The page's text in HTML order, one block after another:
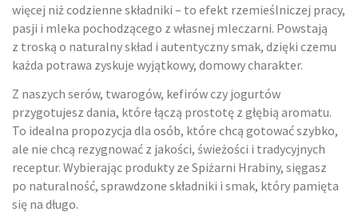
więcej niż codzienne składniki – to efekt rzemieślniczej pracy,
pasji i mleka pochodzącego z własnej mleczarni. Powstają
z troską o naturalny skład i autentyczny smak, dzięki czemu
każda potrawa zyskuje wyjątkowy, domowy charakter.
Z naszych serów, twarogów, kefirów czy jogurtów
przygotujesz dania, które łączą prostotę z głębią aromatu.
To idealna propozycja dla osób, które chcą gotować szybko,
ale nie chcą rezygnować z jakości, świeżości i tradycyjnych
receptur. Wybierając produkty ze Spiżarni Hrabiny, sięgasz
po naturalność, sprawdzone składniki i smak, który pamięta
się na długo.